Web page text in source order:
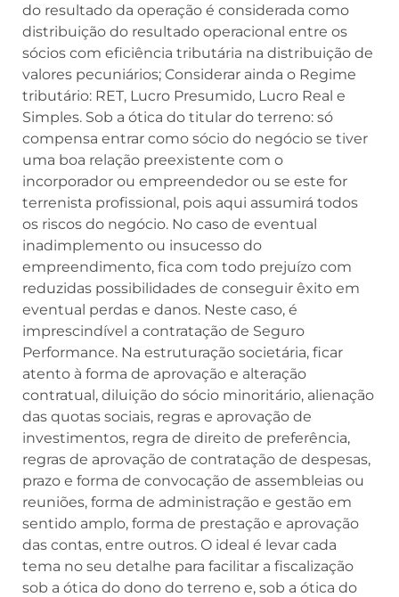
do resultado da operação é considerada como
distribuição do resultado operacional entre os
sócios com eficiência tributária na distribuição de
valores pecuniários; Considerar ainda o Regime
tributário: RET, Lucro Presumido, Lucro Real e
Simples. Sob a ótica do titular do terreno: só
compensa entrar como sócio do negócio se tiver
uma boa relação preexistente com o
incorporador ou empreendedor ou se este for
terrenista profissional, pois aqui assumirá todos
os riscos do negócio. No caso de eventual
inadimplemento ou insucesso do
empreendimento, fica com todo prejuízo com
reduzidas possibilidades de conseguir êxito em
eventual perdas e danos. Neste caso, é
imprescindível a contratação de Seguro
Performance. Na estruturação societária, ficar
atento à forma de aprovação e alteração
contratual, diluição do sócio minoritário, alienação
das quotas sociais, regras e aprovação de
investimentos, regra de direito de preferência,
regras de aprovação de contratação de despesas,
prazo e forma de convocação de assembleias ou
reuniões, forma de administração e gestão em
sentido amplo, forma de prestação e aprovação
das contas, entre outros. O ideal é levar cada
tema no seu detalhe para facilitar a fiscalização
sob a ótica do dono do terreno e, sob a ótica do